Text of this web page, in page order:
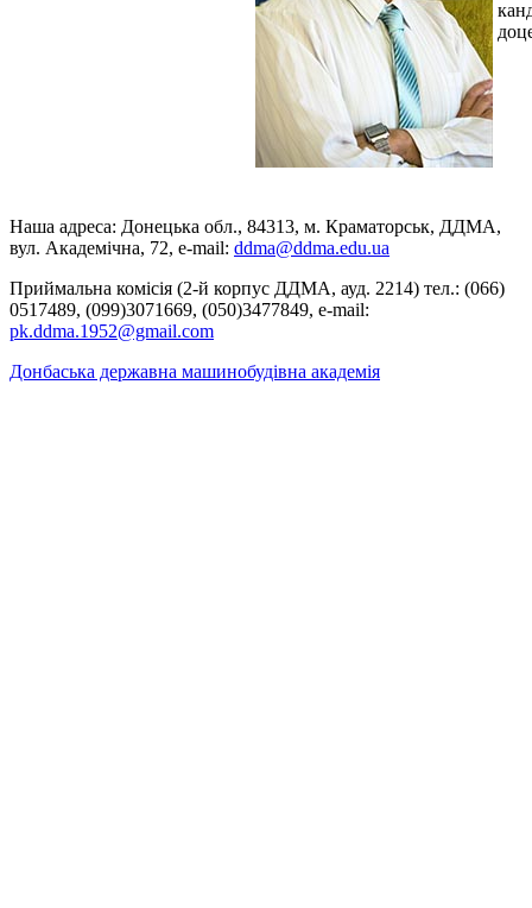
Наша адреса: Донецька обл., 84313, м. Краматорськ, ДДМА,
вул. Академічна, 72, е-mail: ddma@ddma.edu.ua
Приймальна комісія (2-й корпус ДДМА, ауд. 2214) тел.: (066)
0517489, (099)3071669, (050)3477849, e-mail:
pk.ddma.1952@gmail.com
Донбаська державна машинобудівна академія